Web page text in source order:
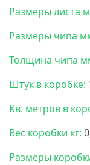
Размеры листа
Размеры чипа
Толщина чипа
Штук в коробке:
Кв. метров в
Вес коробки кг:
Размеры